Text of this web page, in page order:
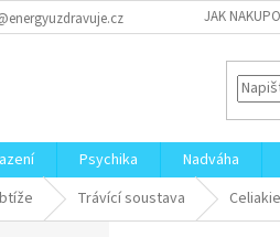
JAK
Psychika Nadváha
Trávící soustava Celiakie